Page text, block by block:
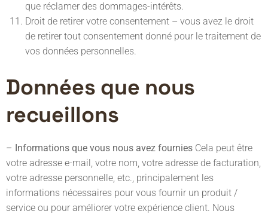
que réclamer des dommages-intérêts.
Droit de retirer votre consentement – vous avez le droit
de retirer tout consentement donné pour le traitement de
vos données personnelles.
Données que nous
recueillons
– Informations que vous nous avez fournies Cela peut être
votre adresse e-mail, votre nom, votre adresse de facturation,
votre adresse personnelle, etc., principalement les
informations nécessaires pour vous fournir un produit /
service ou pour améliorer votre expérience client. Nous